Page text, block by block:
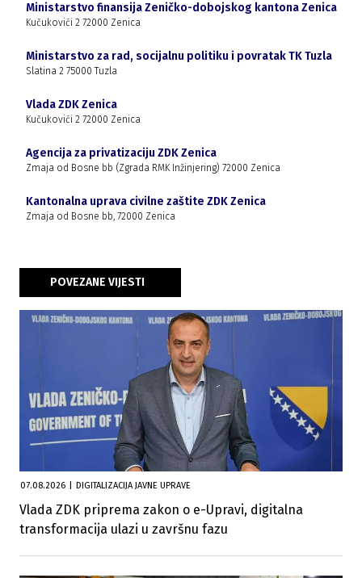
Ministarstvo finansija Zeničko-dobojskog kantona Zenica
Kučukovići 2 72000 Zenica
Ministarstvo za rad, socijalnu politiku i povratak TK Tuzla
Slatina 2 75000 Tuzla
Vlada ZDK Zenica
Kučukovići 2 72000 Zenica
Agencija za privatizaciju ZDK Zenica
Zmaja od Bosne bb (Zgrada RMK Inžinjering) 72000 Zenica
Kantonalna uprava civilne zaštite ZDK Zenica
Zmaja od Bosne bb, 72000 Zenica
POVEZANE VIJESTI
07.08.2026 DIGITALIZACIJA JAVNE UPRAVE
Vlada ZDK priprema zakon o e-Upravi, digitalna
transformacija ulazi u završnu fazu